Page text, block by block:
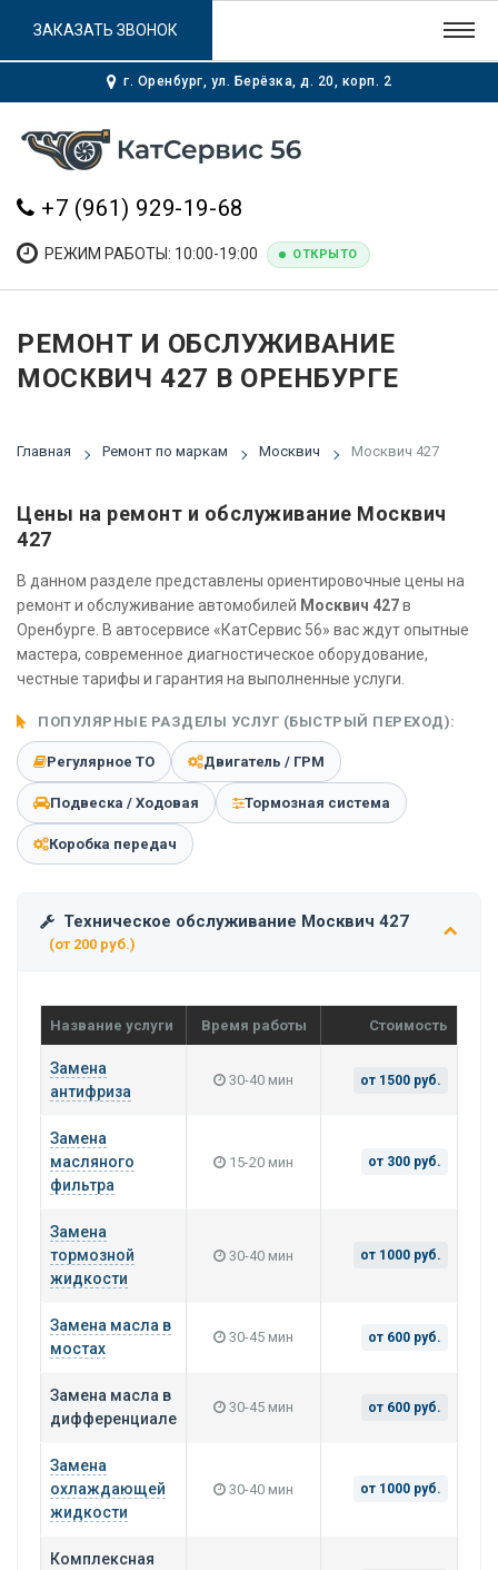
г. Оренбург, ул. Берёзка, д. 20, корп. 2
+7 (961) 929-19-68
РЕЖИМ РАБОТЫ: 10:00-19:00 ОТКРЫТО
ЗАКАЗАТЬ ЗВОНОК
РЕМОНТ И ОБСЛУЖИВАНИЕ
МОСКВИЧ 427 В ОРЕНБУРГЕ
Главная Ремонт по маркам Москвич Москвич 427
Цены на ремонт и обслуживание Москвич
427
В данном разделе представлены ориентировочные цены на
ремонт и обслуживание автомобилей Москвич 427в
Оренбурге. В автосервисе «КатСервис 56» вас ждут опытные
мастера, современное диагностическое оборудование,
честные тарифы и гарантия на выполненные услуги.
ПОПУЛЯРНЫЕ РАЗДЕЛЫ УСЛУГ (БЫСТРЫЙ ПЕРЕХОД):
Регулярное ТО Двигатель / ГРМ
Подвеска / Ходовая Тормозная система
Коробка передач
Техническое обслуживание Москвич 427
(от 200 руб.)
Название услуги Время работы Стоимость
Замена
антифриза
30-40 мин от 1500 руб.
Замена
масляного
фильтра
15-20 мин от 300 руб.
Замена
тормозной
жидкости
30-40 мин от 1000 руб.
Замена масла в
мостах
30-45 мин от 600 руб.
Замена масла в
дифференциале
30-45 мин от 600 руб.
Замена
охлаждающей
жидкости
30-40 мин от 1000 руб.
Комплексная